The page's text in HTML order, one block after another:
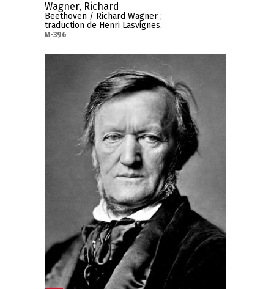
Wagner, Richard
Beethoven / Richard Wagner ;
traduction de Henri Lasvignes.
M-396